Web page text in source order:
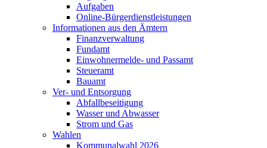
Aufgaben
Online-Bürgerdienstleistungen
Informationen aus den Ämtern
Finanzverwaltung
Fundamt
Einwohnermelde- und Passamt
Steueramt
Bauamt
Ver- und Entsorgung
Abfallbeseitigung
Wasser und Abwasser
Strom und Gas
Wahlen
Kommunalwahl 2026